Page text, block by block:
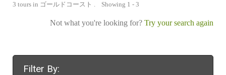
3 tours in ゴールドコースト . Showing 1 - 3
Not what you're looking for? Try your search again
Filter By: